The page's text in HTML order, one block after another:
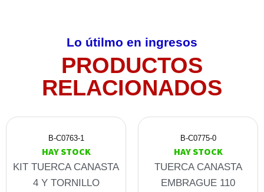
Lo útilmo en ingresos
PRODUCTOS
RELACIONADOS
B-C0763-1
HAY STOCK
KIT TUERCA CANASTA
4 Y TORNILLO
B-C0775-0
HAY STOCK
TUERCA CANASTA
EMBRAGUE 110